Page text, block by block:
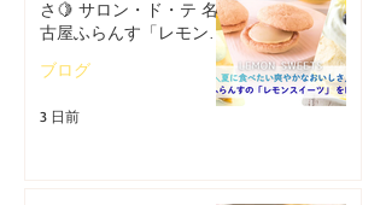
さ🍋 サロン・ド・テ 名
古屋ふらんす「レモンス
ブログ
3 日前